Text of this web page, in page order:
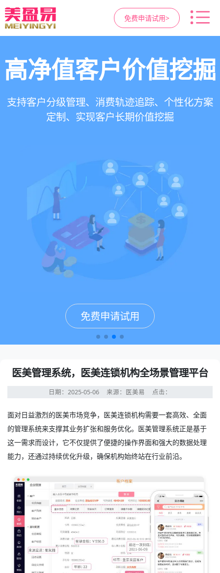
免费申请试用>
智慧医美管理系统
一站式解决医美机构预约、咨询、手术安排、会
员管理、财务核算全流程管理
免费申请试用
医疗资源调度管理
支持电子病历、医生排班、手术室管理、智能预
约分配，科学安排医疗资源
免费申请试用
高净值客户价值挖掘
支持客户分级管理、消费轨迹追踪、个性化方案
定制、实现客户长期价值挖掘
免费申请试用
营销与私域运营
提供小程序商城、私域scrm、项目套餐、裂变分
销多种营销工具，助力获客与转化
免费申请试用
医美管理系统，医美连锁机构全场景管理平台
日期：2025-05-06 来源：医美易 点击：
面对日益激烈的医美市场竞争，医美连锁机构需要一套高效、全面
的管理系统来支撑其业务扩张和服务优化。 医美管理系统正是基于
这一需求而设计，它不仅提供了便捷的操作界面和强大的数据处理
能力，还通过持续优化升级，确保机构始终站在行业前沿。